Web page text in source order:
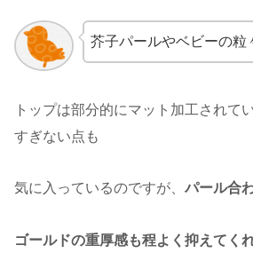
芥子パールやベビーの粒
トップは部分的にマット加工されて
すぎない点も
気に入っているのですが、 パール合
ゴールドの重厚感も程よく抑えてくれ